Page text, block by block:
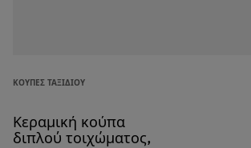
ΚΟΎΠΕΣ ΤΑΞΙΔΙΟΎ
Κεραμική κούπα
διπλού τοιχώματος,